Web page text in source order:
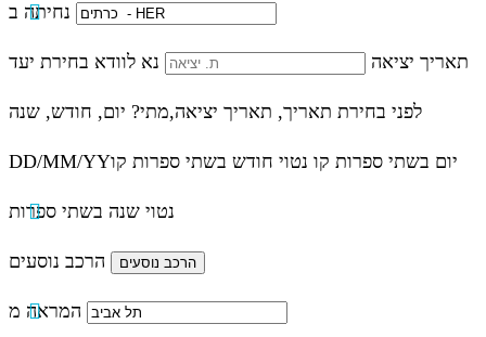
נחיתה ב
תאריך יציאה נא לוודא בחירת יעד
לפני בחירת תאריך, תאריך יציאה,מתי? יום, חודש, שנה
DD/MM/YYיום בשתי ספרות קו נטוי חודש בשתי ספרות קו
נטוי שנה בשתי ספרות
הרכב נוסעים
המראה מ